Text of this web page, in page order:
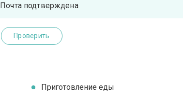
Почта подтверждена
Проверить
Приготовление еды